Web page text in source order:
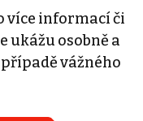
více informací či
ukážu osobně a
vážného